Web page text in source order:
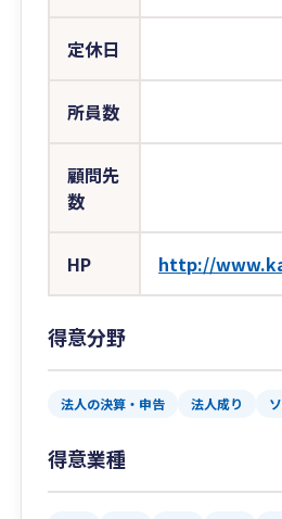
定休日
所員数
顧問先
数
HP http://
得意分野
法人の決算・申告 法人成り
得意業種